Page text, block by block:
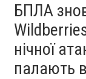
БПЛА
нічної
палають